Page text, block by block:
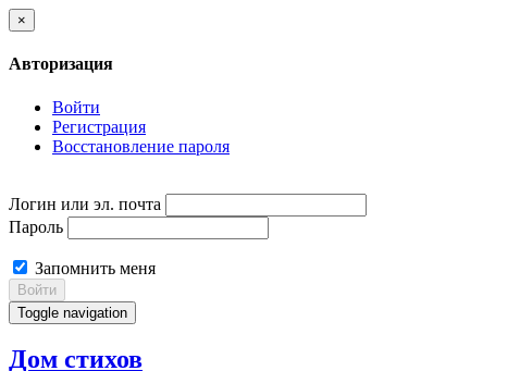
×
Авторизация
Войти
Регистрация
Восстановление пароля
Логин или эл. почта
Пароль
Запомнить меня
Войти
Toggle navigation
Дом стихов